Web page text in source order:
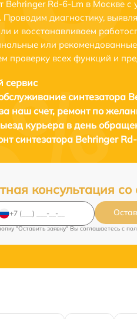
Rd-6-Lm в Москве с
диагностику,
и восстанавливаем
или
проверку всех функций и
сервис
синтезатора
наш счет, ремонт по
курьера в день
синтезатора Behringer
консультация
"Оставить заявку" Вы соглашаетесь c